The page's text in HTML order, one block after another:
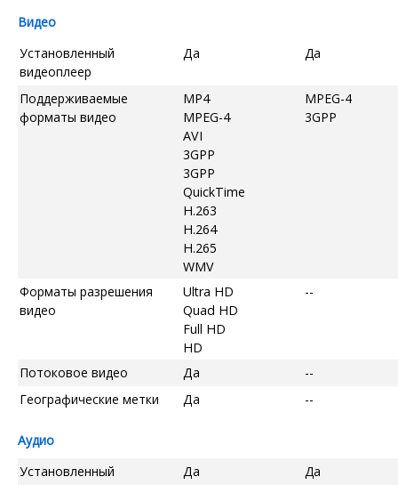
Видео
Установленный
видеоплеер
Да Да
Поддерживаемые
форматы видео
MP4
MPEG-4
AVI
3GPP
3GPP
QuickTime
H.263
H.264
H.265
WMV
MPEG-4
3GPP
Форматы разрешения
видео
Ultra HD
Quad HD
Full HD
HD
--
Потоковое видео Да
--
Географические метки
Да --
Аудио
Установленный
Да Да